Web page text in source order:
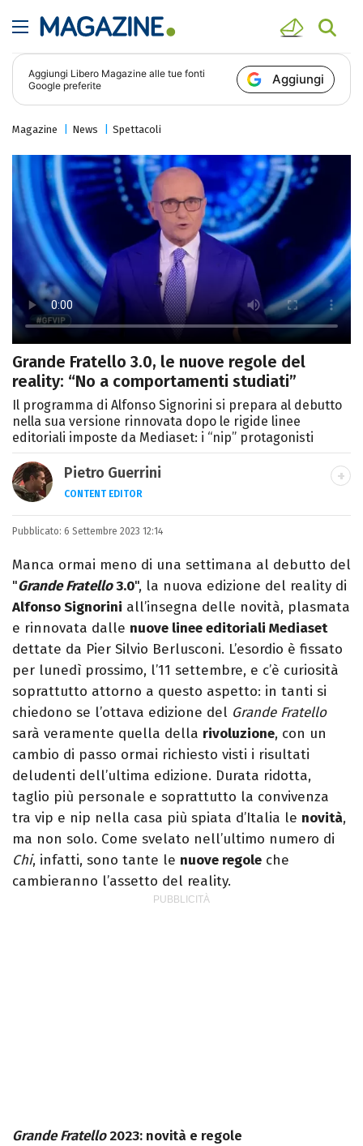
Aggiungi Libero Magazine alle tue fonti
Google preferite
Aggiungi
Magazine News Spettacoli
Grande Fratello 3.0, le nuove regole del
reality: “No a comportamenti studiati”
Il programma di Alfonso Signorini si prepara al debutto
nella sua versione rinnovata dopo le rigide linee
editoriali imposte da Mediaset: i “nip” protagonisti
Pietro Guerrini
CONTENT EDITOR
Laurea in Lettere, smania di viaggi e
Pixar).
Pubblicato: 6 Settembre 2023 12:14
Manca ormai meno di una settimana al debutto del
"Grande Fratello3.0", la nuova edizione del reality di
Alfonso Signorini all’insegna delle novità, plasmata
e rinnovata dalle nuove linee editoriali Mediaset
dettate da Pier Silvio Berlusconi. L’esordio è fissato
per lunedì prossimo, l’11 settembre, e c’è curiosità
soprattutto attorno a questo aspetto: in tanti si
chiedono se l’ottava edizione del Grande Fratello
sarà veramente quella della rivoluzione, con un
cambio di passo ormai richiesto visti i risultati
deludenti dell’ultima edizione. Durata ridotta,
taglio più personale e soprattutto la convivenza
tra vip e nip nella casa più spiata d’Italia le novità,
ma non solo. Come svelato nell’ultimo numero di
Chi, infatti, sono tante le nuove regole che
cambieranno l’assetto del reality.
Grande Fratello2023: novità e regole